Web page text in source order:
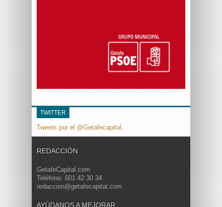
TWITTER
Tweets por el @Getafecapital.
REDACCIÓN
GetafeCapital.com
Teléfono: 601 42 30 34
redaccion@getafecapital.com
AYÚDANOS A MEJORAR